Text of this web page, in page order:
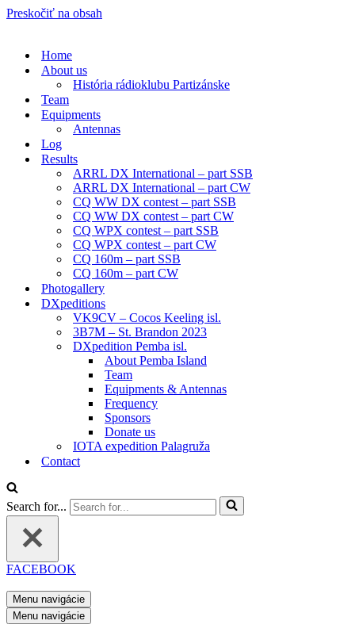
Preskočiť na obsah
Home
About us
História rádioklubu Partizánske
Team
Equipments
Antennas
Log
Results
ARRL DX International – part SSB
ARRL DX International – part CW
CQ WW DX contest – part SSB
CQ WW DX contest – part CW
CQ WPX contest – part SSB
CQ WPX contest – part CW
CQ 160m – part SSB
CQ 160m – part CW
Photogallery
DXpeditions
VK9CV – Cocos Keeling isl.
3B7M – St. Brandon 2023
DXpedition Pemba isl.
About Pemba Island
Team
Equipments & Antennas
Frequency
Sponsors
Donate us
IOTA expedition Palagruža
Contact
Search for...
FACEBOOK
Menu navigácie
Menu navigácie